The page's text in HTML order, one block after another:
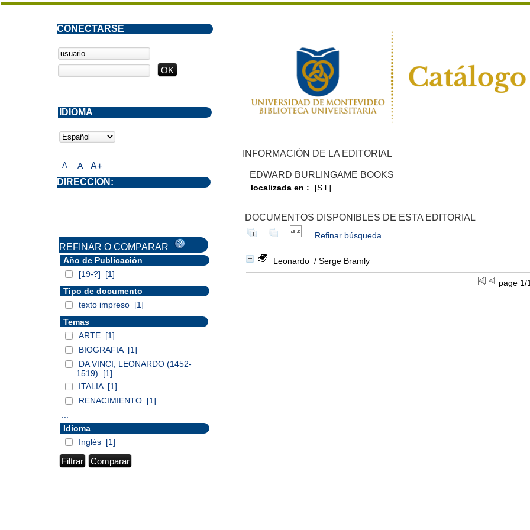
INFORMACIÓN DE LA EDITORIAL
EDWARD BURLINGAME BOOKS
localizada en : [S.l.]
DOCUMENTOS DISPONIBLES DE ESTA EDITORIAL
Refinar búsqueda
Leonardo / Serge Bramly
page
A- A A+
CONECTARSE
DIRECCIÓN:
IDIOMA
REFINAR O COMPARAR
Año de Publicación
[19-?]
[1]
Tipo de documento
texto impreso [1]
Temas
ARTE [1]
BIOGRAFIA [1]
DA VINCI, LEONARDO (1452-
1519)
[1]
ITALIA [1]
RENACIMIENTO [1]
Idioma
Inglés [1]